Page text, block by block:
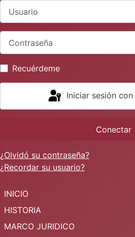
Recuérdeme
Iniciar sesión
Conectar
¿Olvidó su contraseña?
¿Recordar su usuario?
INICIO
HISTORIA
MARCO JURIDICO